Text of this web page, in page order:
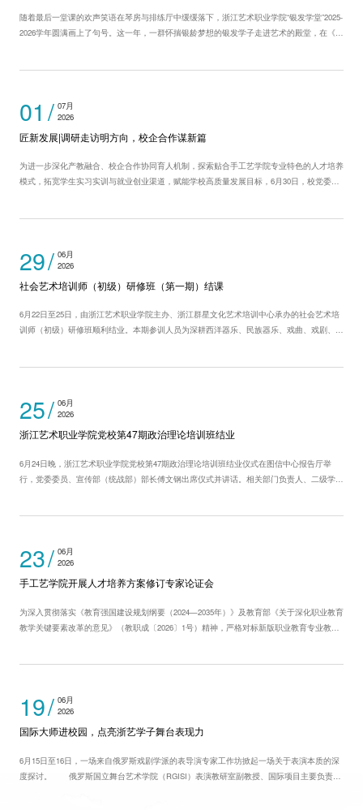
随着最后一堂课的欢声笑语在琴房与排练厅中缓缓落下，浙江艺术职业学院“银发学堂”2025-
2026学年圆满画上了句号。这一年，一群怀揣银龄梦想的银发学子走进艺术的殿堂，在《摄
01
07月
2026
匠新发展|调研走访明方向，校企合作谋新篇
为进一步深化产教融合、校企合作协同育人机制，探索贴合手工艺学院专业特色的人才培养
模式，拓宽学生实习实训与就业创业渠道，赋能学校高质量发展目标，6月30日，校党委委
29
06月
2026
社会艺术培训师（初级）研修班（第一期）结课
6月22日至25日，由浙江艺术职业学院主办、浙江群星文化艺术培训中心承办的社会艺术培
训师（初级）研修班顺利结业。本期参训人员为深耕西洋器乐、民族器乐、戏曲、戏剧、摄
25
06月
2026
浙江艺术职业学院党校第47期政治理论培训班结业
6月24日晚，浙江艺术职业学院党校第47期政治理论培训班结业仪式在图信中心报告厅举
行，党委委员、宣传部（统战部）部长傅文钢出席仪式并讲话。相关部门负责人、二级学院
23
06月
2026
手工艺学院开展人才培养方案修订专家论证会
为深入贯彻落实《教育强国建设规划纲要（2024—2035年）》及教育部《关于深化职业教育
教学关键要素改革的意见》（教职成〔2026〕1号）精神，严格对标新版职业教育专业教学
19
06月
2026
国际大师进校园，点亮浙艺学子舞台表现力
6月15日至16日，一场来自俄罗斯戏剧学派的表导演专家工作坊掀起一场关于表演本质的深
度探讨。 俄罗斯国立舞台艺术学院（RGISI）表演教研室副教授、国际项目主要负责人